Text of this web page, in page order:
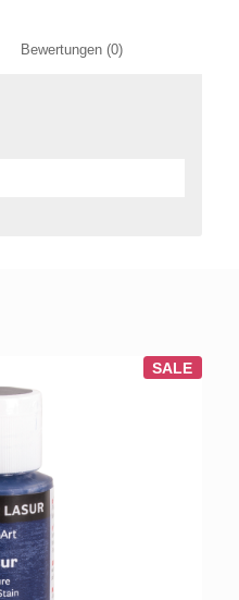
SALE